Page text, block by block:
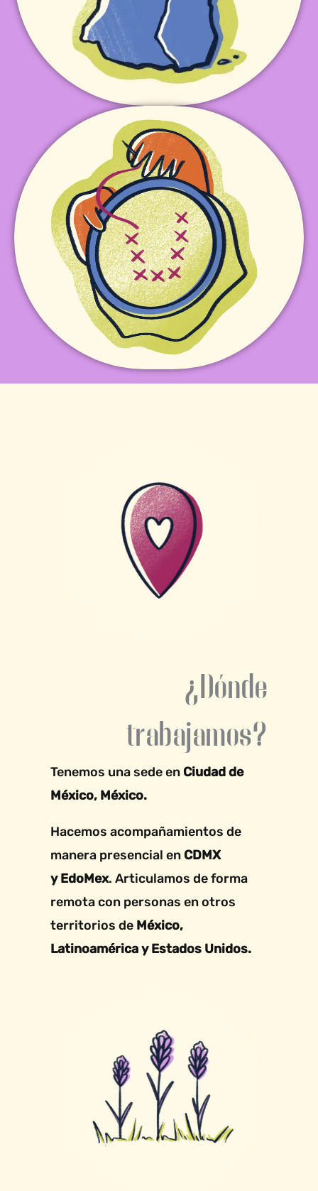
Incidencia Política
Arte
por los derechos humanos, visibilizando
problemáticas por medio de artivismo:
performance, exposiciones, paseos culturales,
talleres de teatro, pintura, fotografía, fanzines y
bordado.
¿Dónde
trabajamos?
Tenemos una sede en Ciudad de
México, México.
Hacemos acompañamientos de
manera presencial en CDMX
y EdoMex. Articulamos de forma
remota con personas en otros
territorios de México,
Latinoamérica y Estados Unidos.